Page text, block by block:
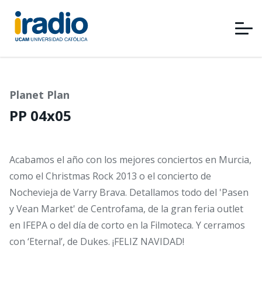
Pasar
contenido
principal
Planet Plan
PP 04x05
Acabamos el año con los mejores conciertos en Murcia,
como el Christmas Rock 2013 o el concierto de
Nochevieja de Varry Brava. Detallamos todo del 'Pasen
y Vean Market' de Centrofama, de la gran feria outlet
en IFEPA o del día de corto en la Filmoteca. Y cerramos
con ‘Eternal’, de Dukes. ¡FELIZ NAVIDAD!